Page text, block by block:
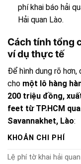
phí khai báo hải
Hải quan Lào.
Cách tính tổng
ví dụ thực tế
Để hình dung rõ
cho một lô hàng
200 triệu đồng,
feet từ TP.HCM
Savannakhet, Lào:
KHOẢN CHI PHÍ
Lệ phí tờ khai hải